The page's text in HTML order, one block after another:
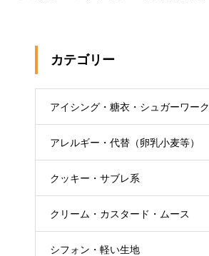
カテゴリー
アイシング・糖衣・シュガーワーク
アレルギー・代替（卵乳小麦等）
クッキー・サブレ系
クリーム・カスタード・ムース
シフォン・軽い生地